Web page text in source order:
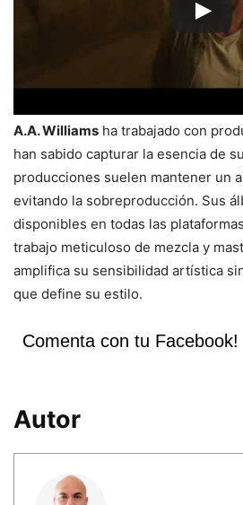
A.A. Williams ha trabajado con
han sabido capturar la esencia de
producciones suelen mantener un
evitando la sobreproducción. Sus
disponibles en todas las
trabajo meticuloso de mezcla y
amplifica su sensibilidad artística
que define su estilo.
Comenta con tu Facebook!
Autor